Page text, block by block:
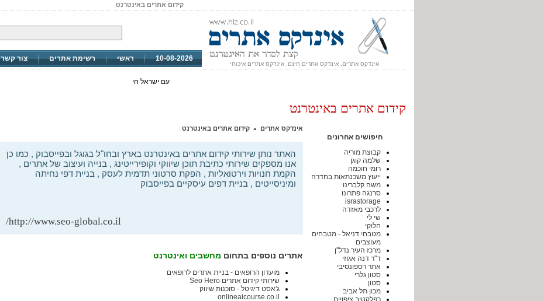
קידום אתרים באינטרנט
אינדקס אתרים, אינדקס אתרים חינם, אינדקס אתרים איכותי
10-08-2026 ראשי רשימת אתרים צור קשר
עם ישראל חי
קידום אתרים באינטרנט
חיפושים אחרונים
קבוצת מוריה
שלמה קוגן
רומי חוכמה
ייעוץ משכנתאות בחדרה
משה קלברינו
סרנגה פתרונו
israstorage
לרכבי מאזדה
שי לי
חלוקי
מטבחי דניאל - מטבחים
מעוצבים
מרכז העיר נדל"ן
ד"ר דנה אגוזי
אתר רספונסיבי
סטון גלרי
סטון
מכון תל אביב
רפלקטיב ציפויים
אינדקס אתרים » קידום אתרים באינטרנט
האתר נותן שירותי קידום אתרים באינטרנט בארץ ובחו"ל בגוגל ובפייסבוק , כמו כן
אנו מספקים שירותי כתיבת תוכן שיווקי וקופירייטינג , בנייה ועיצוב של אתרים ,
הקמת חנויות וירטואליות , הפקת סרטוני תדמית לעסק , בניית דפי נחיתה
ומיניסייטים , בניית דפים עיסקיים בפייסבוק
http://www.seo-global.co.il/
אתרים נוספים בתחום מחשבים ואינטרנט
מועדון הרופאים - בניית אתרים לרופאים
שירותי קידום אתרים Seo Hero
ג'אסט דיגיטל - סוכנות שיווק
onlineaicourse.co.il